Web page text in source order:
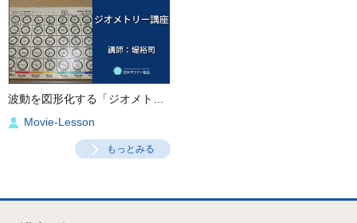
波動を図形化する「ジオメトリー講座」
Movie-Lesson
もっとみる